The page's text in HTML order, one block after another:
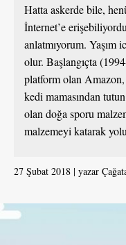
Hatta askerde bile,
İnternet’e
anlatmıyorum. Yaşım
olur. Başlangıçta
platform olan
kedi mamasından
olan doğa sporu
malzemeyi katarak
27 Şubat 2018 yazar